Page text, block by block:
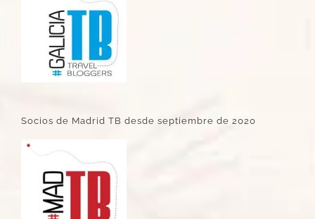
Socios de Madrid TB desde septiembre de 2020